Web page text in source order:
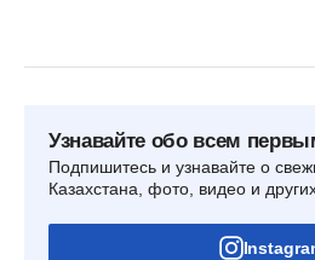
Узнавайте обо всем
Подпишитесь и узнавайте о
Казахстана, фото, видео и